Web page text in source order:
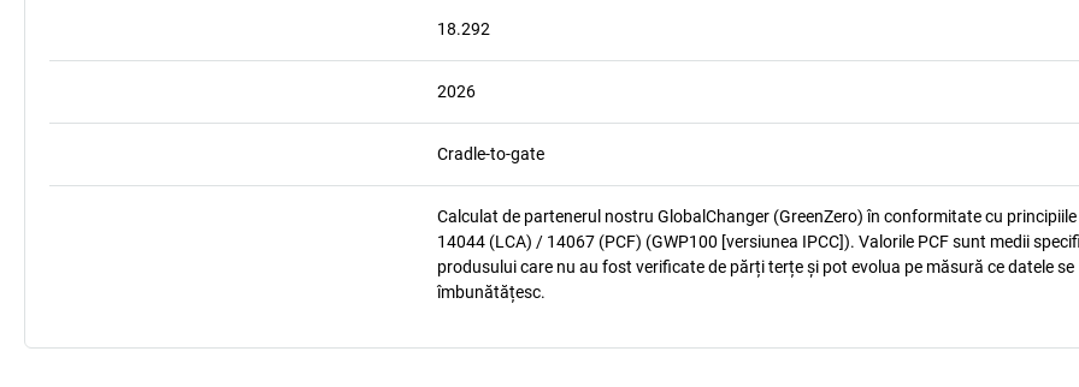
18.292
2026
Cradle-to-gate
Calculat de partenerul nostru GlobalChanger (GreenZero) în conformitate cu principiile
14044 (LCA) / 14067 (PCF) (GWP100 [versiunea IPCC]). Valorile PCF sunt medii
produsului care nu au fost verificate de părți terțe și pot evolua pe măsură ce datele se
îmbunătățesc.